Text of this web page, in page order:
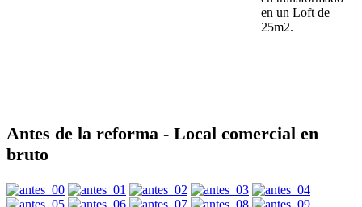
en un Loft de
25m2.
Antes de la reforma - Local comercial en
bruto